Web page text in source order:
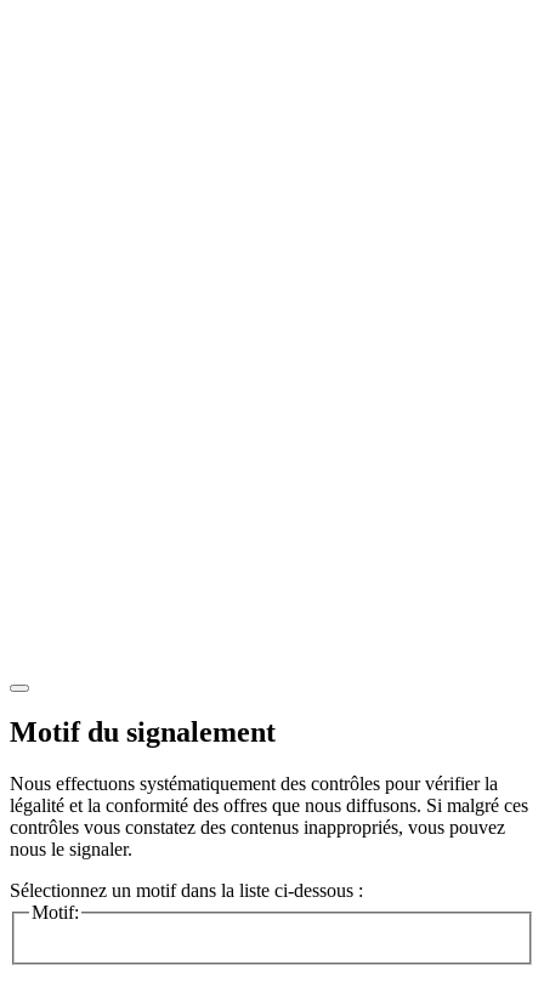
Motif du signalement
Nous effectuons systématiquement des contrôles pour vérifier la
légalité et la conformité des offres que nous diffusons. Si malgré ces
contrôles vous constatez des contenus inappropriés, vous pouvez
nous le signaler.
Sélectionnez un motif dans la liste ci-dessous :
Motif: